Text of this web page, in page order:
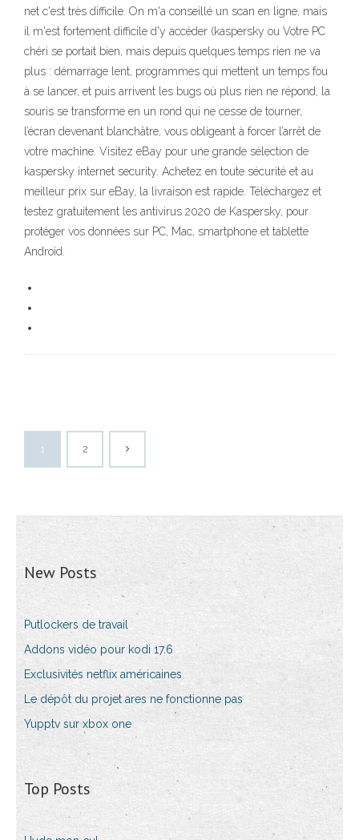
net c'est très difficile. On m'a conseillé un scan en ligne, mais
il m'est fortement difficile d'y accéder (kaspersky ou Votre PC
chéri se portait bien, mais depuis quelques temps rien ne va
plus : démarrage lent, programmes qui mettent un temps fou
à se lancer, et puis arrivent les bugs où plus rien ne répond, la
souris se transforme en un rond qui ne cesse de tourner,
l’écran devenant blanchâtre, vous obligeant à forcer l’arrêt de
votre machine. Visitez eBay pour une grande sélection de
kaspersky internet security. Achetez en toute sécurité et au
meilleur prix sur eBay, la livraison est rapide. Téléchargez et
testez gratuitement les antivirus 2020 de Kaspersky, pour
protéger vos données sur PC, Mac, smartphone et tablette
Android.
1 2
New Posts
Putlockers de travail
Addons vidéo pour kodi 17.6
Exclusivités netflix américaines
Le dépôt du projet ares ne fonctionne pas
Yupptv sur xbox one
Top Posts